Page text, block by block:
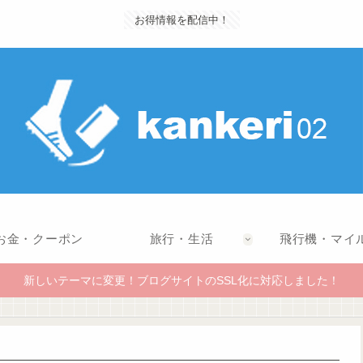
お得情報を配信中！
金・クーポン 旅行・生活 飛行機・マイ
新しいテーマに変更！ブログサイトのSSL化に対応しました！